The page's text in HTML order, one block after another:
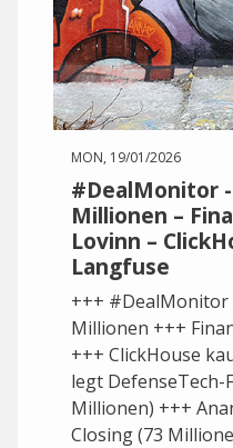
MON, 19/01/2026
#DealMonitor
Millionen –
Lovinn –
Langfuse
+++ #DealMonitor
Millionen +++
+++ ClickHouse
legt DefenseTech-
Millionen) +++
Closing (73